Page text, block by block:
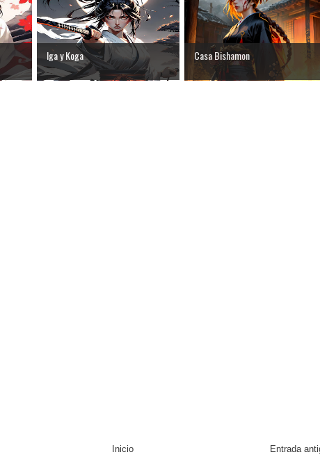
Iga y Koga Casa Bishamon
Entrada
Inicio